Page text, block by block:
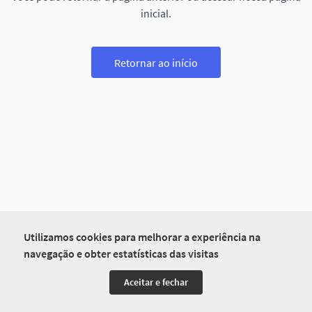
Utilizamos cookies para melhorar a experiência na
navegação e obter estatísticas das visitas
Aceitar e fechar
inicial.
Retornar ao início